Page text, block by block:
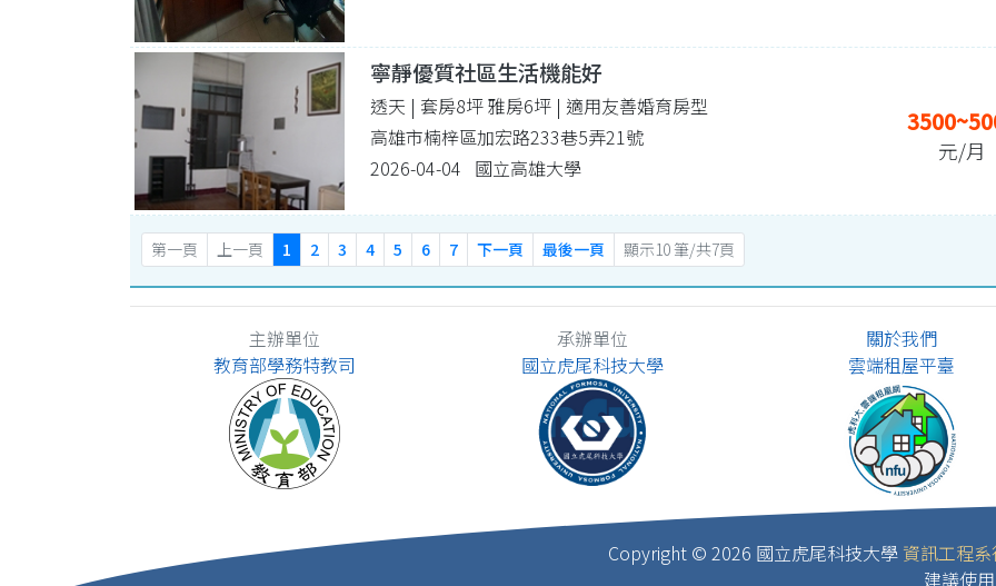
寧靜優質社區生活機能好
透天 | 套房8坪 雅房6坪 | 適用友善婚育房型
高雄市楠梓區加宏路233巷5弄21號
2026-04-04 國立高雄大學
元/月
第一頁 上一頁 1 2 3 4 5 6 7 下一頁 最後一頁 顯示10 筆/共7頁
主辦單位
教育部學務特教司
承辦單位
國立虎尾科技大學
關於我們
雲端租屋平臺
Copyright © 2026 國立虎尾科技大學 資訊工程
建議使